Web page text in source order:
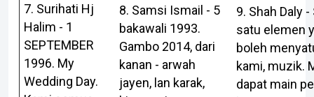
7. Surihati Hj
Halim - 1
SEPTEMBER
1996. My
Wedding Day.
8. Samsi Ismail - 5
bakawali 1993.
Gambo 2014, dari
kanan - arwah
jayen, lan karak,
9. Shah Daly -
satu elemen
boleh
kami, muzik.
dapat main